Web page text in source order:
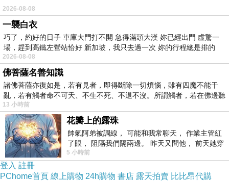
2026-08-08
一襲白衣
巧了，約好的日子 車庫大門打不開 急得滿頭大漢 妳已經出門 虛驚一
場，趕到高鐵左營站恰好 新加坡，我只去過一次 妳的行程總是排的
2026-08-08
佛菩薩名善知識
諸佛菩薩亦復如是，若有見者，即得斷除一切煩惱，雖有四魔不能干
亂，若有觸者命不可夭、不生不死、不退不沒。所謂觸者，若在佛邊聽
受
13 小時前
花瓣上的露珠
帥氣阿弟被調線， 可能和我常聊天， 作業主管紅
了眼， 阻隔我們隔兩邊。 昨天又問他， 前天她穿
什麼顏色衣服， 不經
5 小時前
登入 註冊
PChome首頁 線上購物 24h購物 書店 露天拍賣 比比昂代購